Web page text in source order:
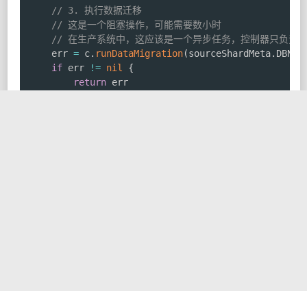
// 3. 执行数据迁移
// 这是一个阻塞操作，可能需要数小时
// 在生产系统中，这应该是一个异步任务，控制器只负责
	err
= c. runDataMigration(sourceShardMeta.
if err != nil
{
return err